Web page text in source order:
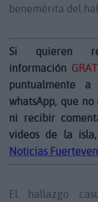
benemérita del
Si quieren
información
puntualmente
whatsApp, que
ni recibir
videos de la isla,
Noticias
El hallazgo